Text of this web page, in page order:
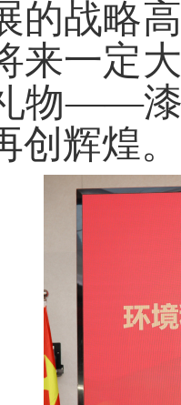
的战略
来一定
物——漆
创辉煌。